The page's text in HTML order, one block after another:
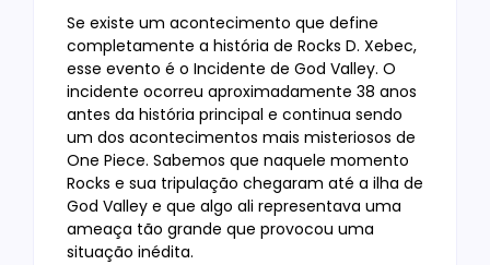
Se existe um acontecimento que define
completamente a história de Rocks D. Xebec,
esse evento é o Incidente de God Valley. O
incidente ocorreu aproximadamente 38 anos
antes da história principal e continua sendo
um dos acontecimentos mais misteriosos de
One Piece. Sabemos que naquele momento
Rocks e sua tripulação chegaram até a ilha de
God Valley e que algo ali representava uma
ameaça tão grande que provocou uma
situação inédita.